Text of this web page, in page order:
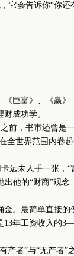
会告诉你“你还
巨富》、《赢
成功学。
，书市还曾是
全世界范围内卷
未人手一张，“
出他的“财商”观
。最简单直接的
年工资收入的
者”与“无产者”